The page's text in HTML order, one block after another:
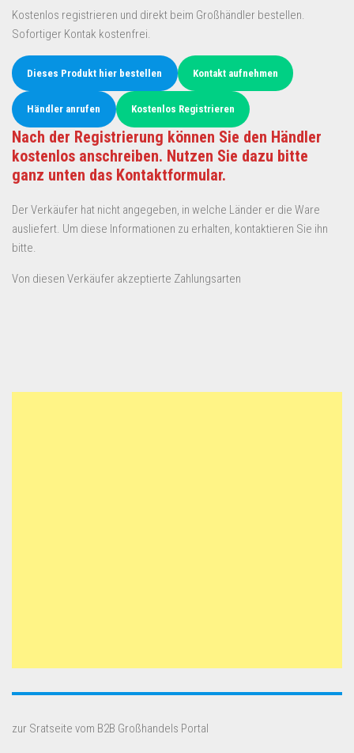
Kostenlos registrieren und direkt beim Großhändler bestellen.
Sofortiger Kontak kostenfrei.
Dieses Produkt hier bestellen Kontakt aufnehmen
Händler anrufen Kostenlos Registrieren
Nach der Registrierung können Sie den Händler
kostenlos anschreiben. Nutzen Sie dazu bitte
ganz unten das Kontaktformular.
Der Verkäufer hat nicht angegeben, in welche Länder er die Ware
ausliefert. Um diese Informationen zu erhalten, kontaktieren Sie ihn
bitte.
Von diesen Verkäufer akzeptierte Zahlungsarten
zur Sratseite vom B2B Großhandels Portal